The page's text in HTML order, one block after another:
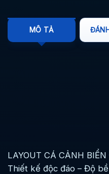
MÔ TẢ
LAYOUT CÁ CẢNH
Thiết kế độc đáo – Độ